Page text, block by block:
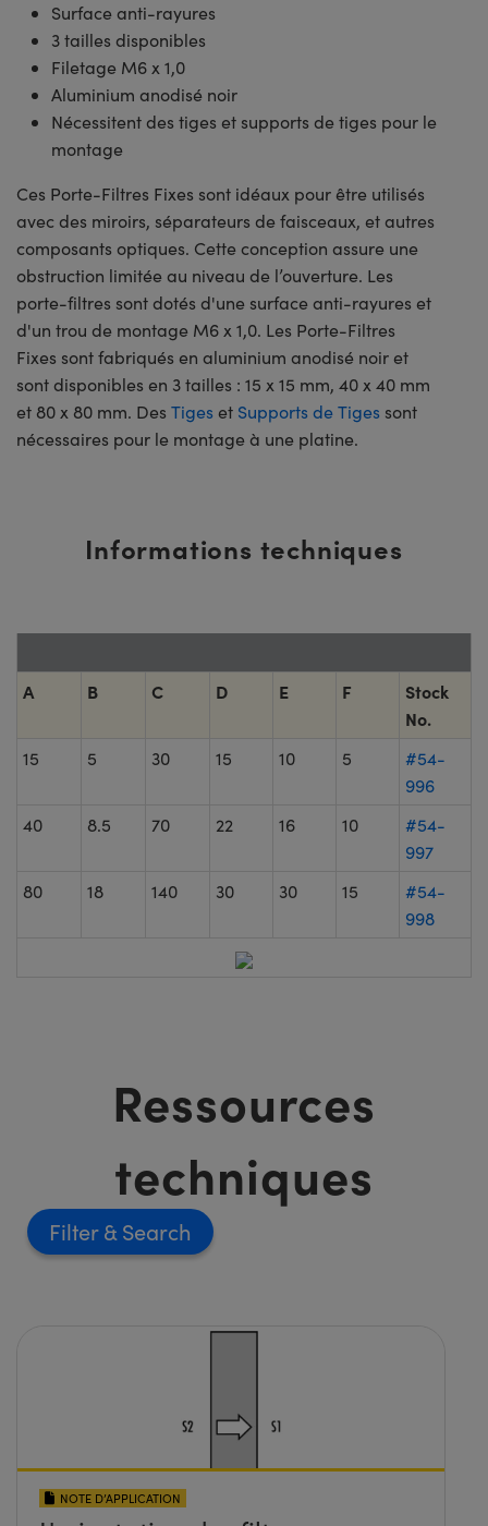
Surface anti-rayures
3 tailles disponibles
Filetage M6 x 1,0
Aluminium anodisé noir
Nécessitent des tiges et supports de tiges pour le
montage
Ces Porte-Filtres Fixes sont idéaux pour être utilisés
avec des miroirs, séparateurs de faisceaux, et autres
composants optiques. Cette conception assure une
obstruction limitée au niveau de l’ouverture. Les
porte-filtres sont dotés d'une surface anti-rayures et
d'un trou de montage M6 x 1,0. Les Porte-Filtres
Fixes sont fabriqués en aluminium anodisé noir et
sont disponibles en 3 tailles : 15 x 15 mm, 40 x 40 mm
et 80 x 80 mm. Des Tigeset Supports de Tiges sont
nécessaires pour le montage à une platine.
Informations techniques
A B C D E F
Stock
No.
15 5 30 15 10 5
#54-
996
40
8.5 70 22 16 10
#54-
997
80
18 140 30 30 15
#54-
998
Ressources
techniques
Filter
NOTE D’APPLICATION